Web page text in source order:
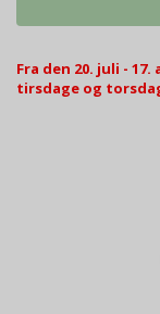
Fra den 20. juli -
tirsdage og